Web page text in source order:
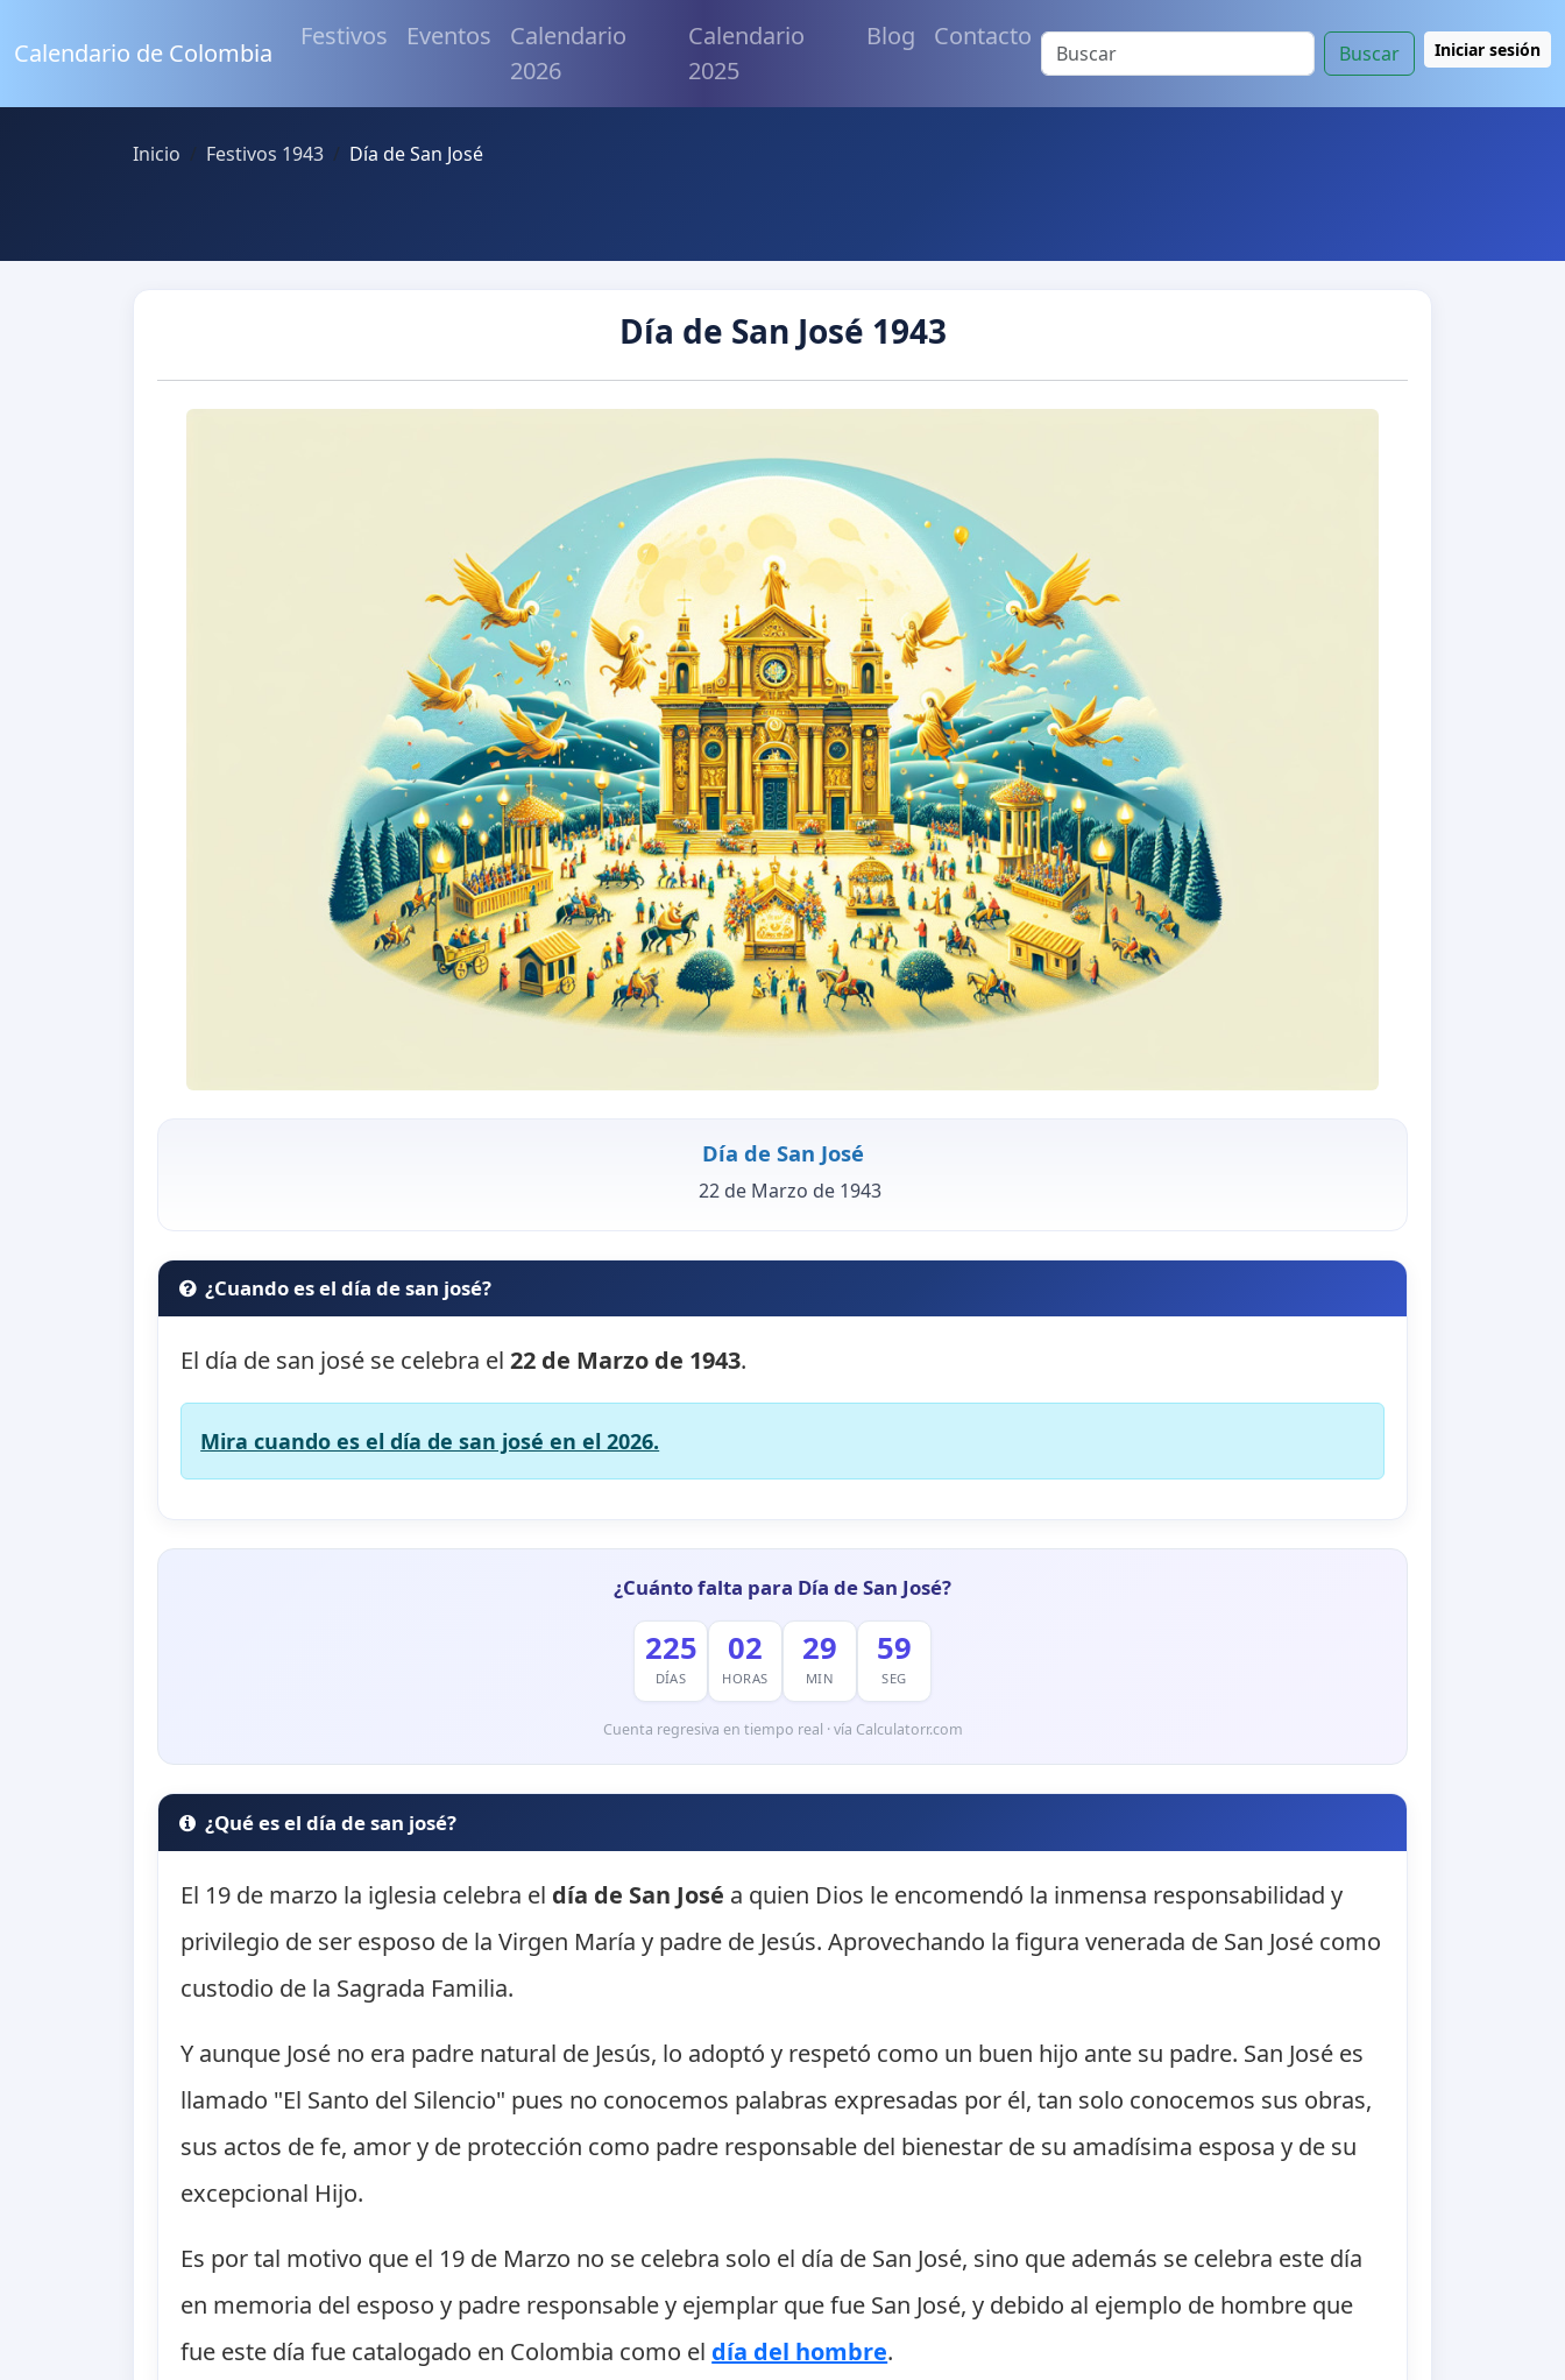
Calendario de Colombia
Festivos Eventos
Calendario
2026
Calendario
2025
Blog Contacto
Buscar Iniciar sesión
Inicio Festivos 1943 Día de San José
Día de San José 1943
Día de San José
22 de Marzo de 1943
¿Cuando es el día de san josé?
El día de san josé se celebra el22 de Marzo de 1943.
Mira cuando es el día de san josé en el 2026.
¿Cuánto falta para Día de San José?
225
DÍAS
02
HORAS
29
MIN
58
SEG
Cuenta regresiva en tiempo real · vía Calculatorr.com
¿Qué es el día de san josé?
El 19 de marzo la iglesia celebra el día de San José a quien Dios le encomendó la inmensa responsabilidad y
privilegio de ser esposo de la Virgen María y padre de Jesús. Aprovechando la figura venerada de San José como
custodio de la Sagrada Familia.
Y aunque José no era padre natural de Jesús, lo adoptó y respetó como un buen hijo ante su padre. San José es
llamado "El Santo del Silencio" pues no conocemos palabras expresadas por él, tan solo conocemos sus obras,
sus actos de fe, amor y de protección como padre responsable del bienestar de su amadísima esposa y de su
excepcional Hijo.
Es por tal motivo que el 19 de Marzo no se celebra solo el día de San José, sino que además se celebra este día
en memoria del esposo y padre responsable y ejemplar que fue San José, y debido al ejemplo de hombre que
fue este día fue catalogado en Colombia como el día del hombre.